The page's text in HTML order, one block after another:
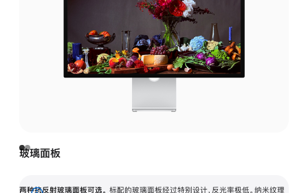
玻璃面板
两种抗反射玻璃面板可选。 标配的玻璃面板经过特别设计，反光率极低。纳米纹理